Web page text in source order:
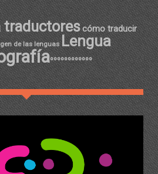
traductorescómo traducir
de las lenguas Lengua
ºººººººººººº